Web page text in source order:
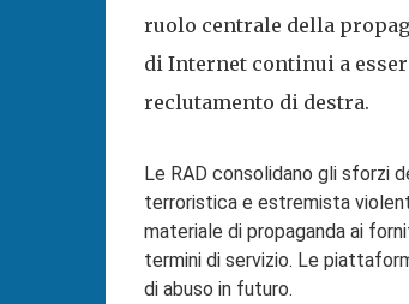
ruolo centrale della
di Internet continui a
reclutamento di destra.
Le RAD consolidano gli sforzi
terroristica e estremista
materiale di propaganda ai
termini di servizio. Le
di abuso in futuro.